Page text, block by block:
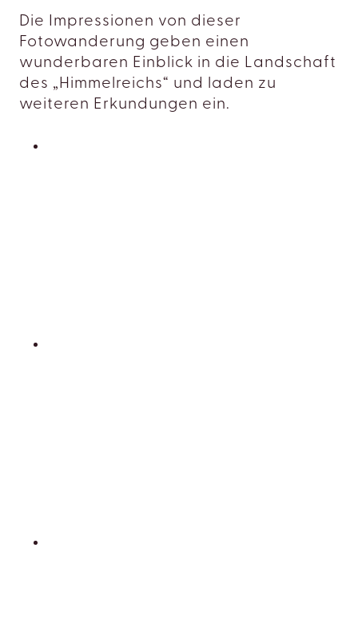
Die Impressionen von dieser
Fotowanderung geben einen
wunderbaren Einblick in die Landschaft
des „Himmelreichs“ und laden zu
weiteren Erkundungen ein.